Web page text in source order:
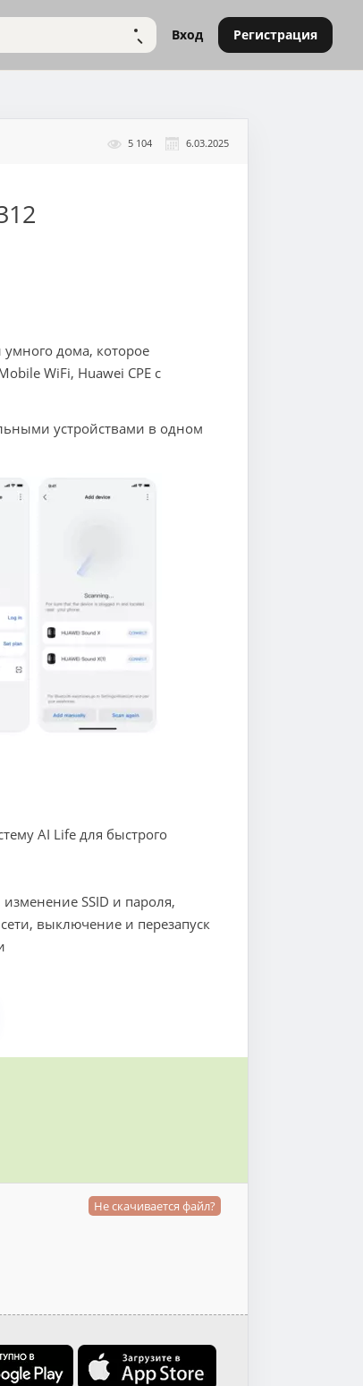
НАЙТИВход Регистрация
5 104 6.03.2025
дома, которое
WiFi, Huawei CPE с
устройствами в одном
AI Life для быстрого
SSID и пароля,
выключение и перезапуск
Не скачивается файл?